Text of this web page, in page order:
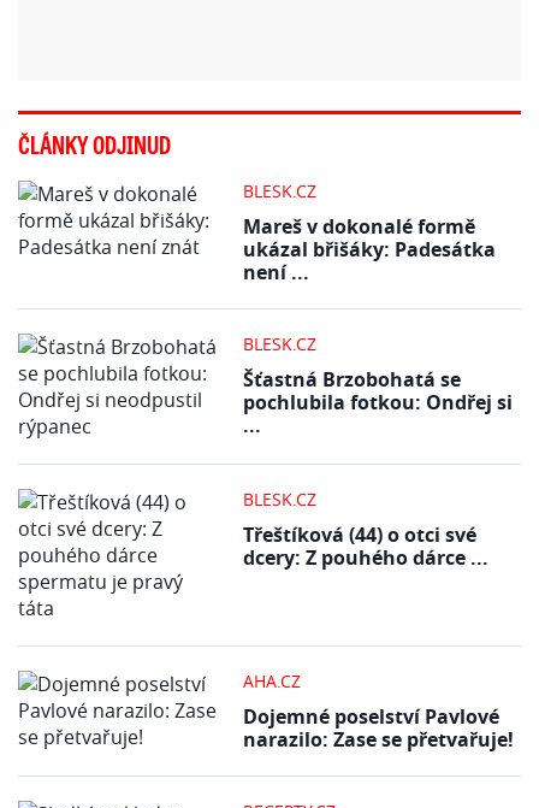
ČLÁNKY ODJINUD
BLESK.CZ
Mareš v dokonalé formě
ukázal břišáky: Padesátka
není ...
BLESK.CZ
Šťastná Brzobohatá se
pochlubila fotkou: Ondřej si
...
BLESK.CZ
Třeštíková (44) o otci své
dcery: Z pouhého dárce ...
AHA.CZ
Dojemné poselství Pavlové
narazilo: Zase se přetvařuje!